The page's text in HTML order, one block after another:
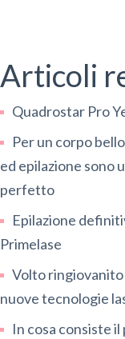
Articoli
Quadrostar Pro
Per un corpo
ed epilazione sono
perfetto
Epilazione
Primelase
Volto ringiovanito
nuove tecnologie
In cosa consiste